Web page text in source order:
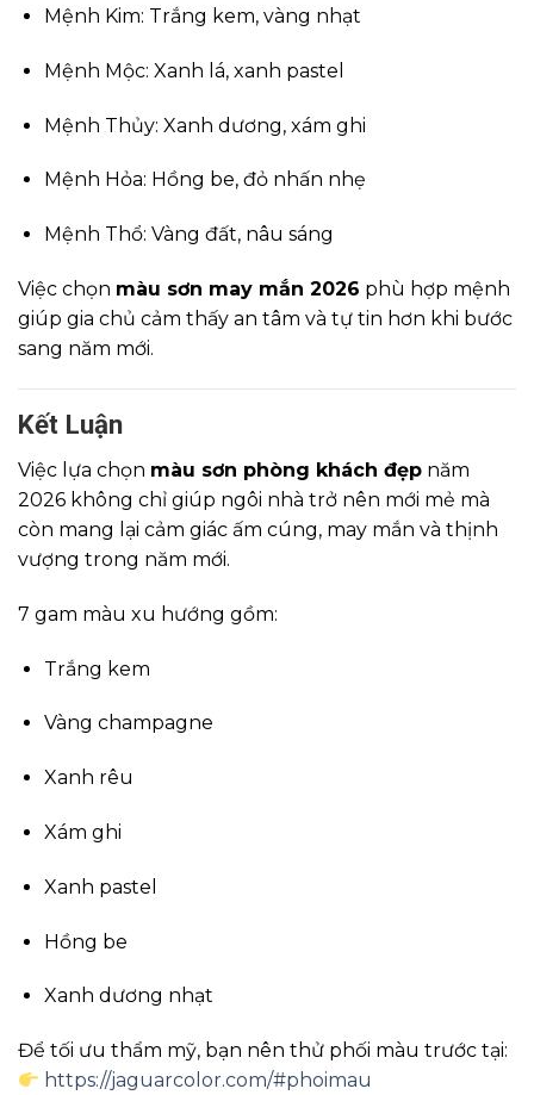
Mệnh Kim: Trắng kem, vàng nhạt
Mệnh Mộc: Xanh lá, xanh pastel
Mệnh Thủy: Xanh dương, xám ghi
Mệnh Hỏa: Hồng be, đỏ nhấn nhẹ
Mệnh Thổ: Vàng đất, nâu sáng
Việc chọn màu sơn may mắn 2026 phù hợp mệnh
giúp gia chủ cảm thấy an tâm và tự tin hơn khi bước
sang năm mới.
Kết Luận
Việc lựa chọn màu sơn phòng khách đẹp năm
2026 không chỉ giúp ngôi nhà trở nên mới mẻ mà
còn mang lại cảm giác ấm cúng, may mắn và thịnh
vượng trong năm mới.
7 gam màu xu hướng gồm:
Trắng kem
Vàng champagne
Xanh rêu
Xám ghi
Xanh pastel
Hồng be
Xanh dương nhạt
Để tối ưu thẩm mỹ, bạn nên thử phối màu trước tại:
https://jaguarcolor.com/#phoimau